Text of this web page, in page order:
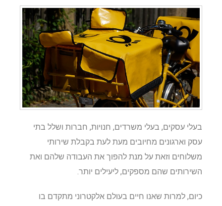
בעלי עסקים, בעלי משרדים, חנויות, חברות ושלל בתי
עסק וארגונים מחיובים מעת לעת בקבלת שירותי
משלוחים וזאת על מנת להפוך את העבודה שלהם ואת
השירותים שהם מספקים, ליעילים יותר.
כיום, למרות שאנו חיים בעולם אלקטרוני מתקדם בו